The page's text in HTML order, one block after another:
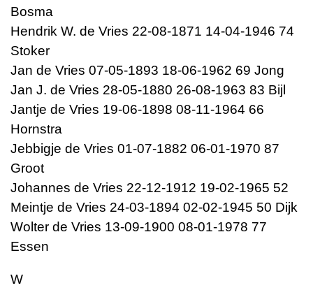
Bosma
Hendrik W. de Vries 22-08-1871 14-04-1946 74
Stoker
Jan de Vries 07-05-1893 18-06-1962 69 Jong
Jan J. de Vries 28-05-1880 26-08-1963 83 Bijl
Jantje de Vries 19-06-1898 08-11-1964 66
Hornstra
Jebbigje de Vries 01-07-1882 06-01-1970 87
Groot
Johannes de Vries 22-12-1912 19-02-1965 52
Meintje de Vries 24-03-1894 02-02-1945 50 Dijk
Wolter de Vries 13-09-1900 08-01-1978 77
Essen
W